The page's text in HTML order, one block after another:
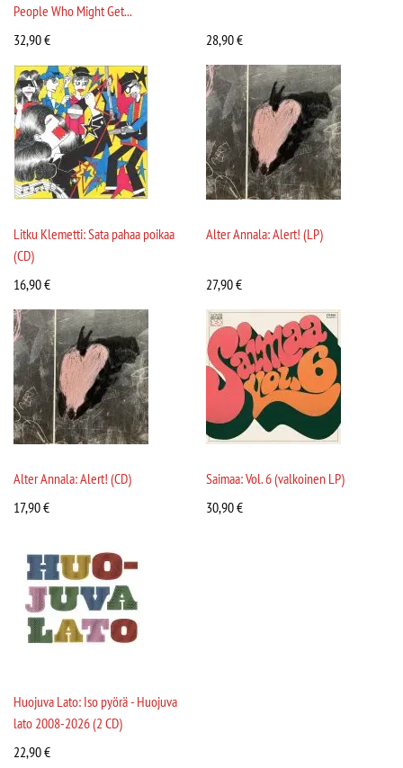
People Who Might Get...
32,90€ 28,90€
Litku Klemetti: Sata pahaa poikaa
(CD)
16,90€
Alter Annala: Alert! (LP)
27,90€
Alter Annala: Alert! (CD)
17,90€
Saimaa: Vol. 6 (valkoinen LP)
30,90€
Huojuva Lato: Iso pyörä - Huojuva
lato 2008-2026 (2 CD)
22,90€